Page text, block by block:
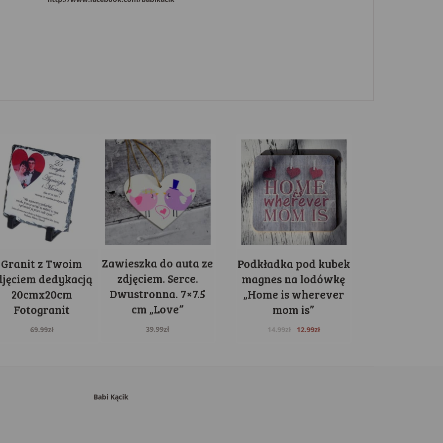
Granit z Twoim
dedykacją
20cmx20cm
Fotogranit
69.99zł
Zawieszka do auta ze
zdjęciem. Serce.
Dwustronna. 7×7.5
cm „Love”
39.99zł
Podkładka pod kubek
magnes na lodówkę
„Home is wherever
mom is”
14.99zł
Original
12.99złCurrent
Babi Kącik